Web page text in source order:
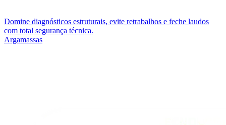
Domine diagnósticos estruturais, evite retrabalhos e feche laudos
com total segurança técnica.
Argamassas